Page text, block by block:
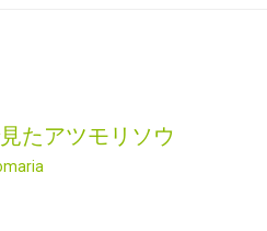
たアツモリソウ